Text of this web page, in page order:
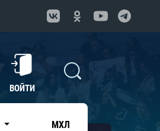
ВОЙТИ
МХЛ